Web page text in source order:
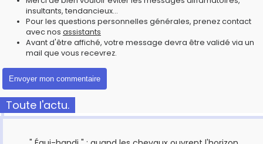
insultants, tendancieux...
Pour les questions personnelles générales, prenez contact
avec nos assistants
Avant d'être affiché, votre message devra être validé via un
mail que vous recevrez.
Toute l'actu.